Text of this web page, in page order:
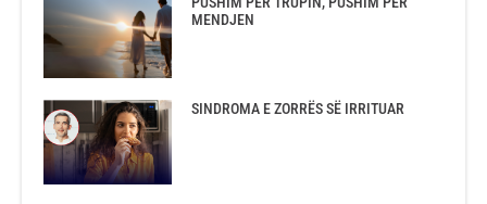
MENDJEN
SINDROMA E ZORRËS SË IRRITUAR